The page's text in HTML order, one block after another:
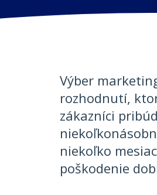
Výber
rozhodnutí,
zákazníci
niekoľko
poškodenie